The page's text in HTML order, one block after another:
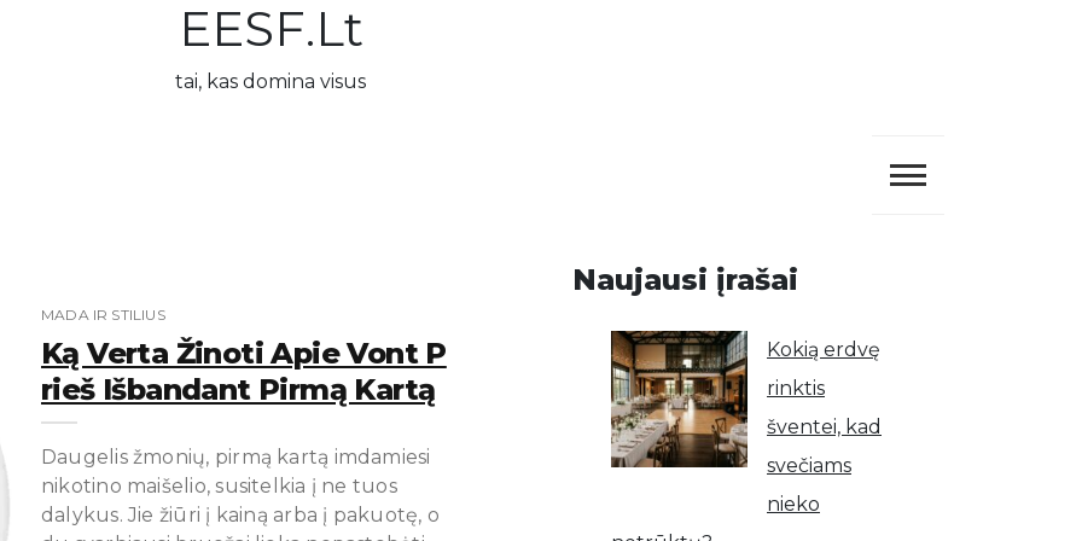
EESF.lt
tai, kas domina visus
MADA IR STILIUS
Ką Verta Žinoti Apie Vont P
Rieš Išbandant Pirmą Kartą
Daugelis žmonių, pirmą kartą imdamiesi
nikotino maišelio, susitelkia į ne tuos
dalykus. Jie žiūri į kainą arba į pakuotę, o
Naujausi įrašai
Kokią erdvę
rinktis
šventei, kad
svečiams
nieko